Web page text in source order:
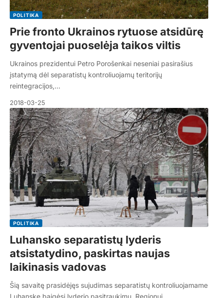
POLITIKA
Prie fronto Ukrainos rytuose atsidūrę
gyventojai puoselėja taikos viltis
Ukrainos prezidentui Petro Porošenkai neseniai pasirašius
įstatymą dėl separatistų kontroliuojamų teritorijų
reintegracijos,…
2018-03-25
POLITIKA
Luhansko separatistų lyderis
atsistatydino, paskirtas naujas
laikinasis vadovas
Šią savaitę prasidėjęs sujudimas separatistų kontroliuojamame
Luhanske baigėsi lyderio pasitraukimu. Regionui